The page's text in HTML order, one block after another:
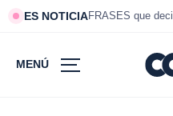
ES NOTICIAFRASES que
MENÚ